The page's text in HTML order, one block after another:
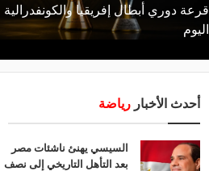
قرعة دوري أبطال إفريقيا والكونفدرالية
اليوم
أحدث الأخبار رياضة
السيسي يهنئ ناشئات مصر
بعد التأهل التاريخي إلى نصف